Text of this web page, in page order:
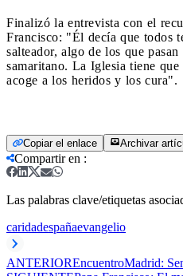
Finalizó la entrevista con el
Francisco: "Él decía que todos
salteador, algo de los que
samaritano. La Iglesia tiene que
acoge a los heridos y los cura".
Copiar el enlace Archivar
Compartir en :
Las palabras clave/etiquetas
caridadespañaevangelio
ANTERIOREncuentroMadrid: